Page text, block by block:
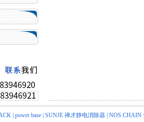
power base SUNJE 禅才静电消除器 NOS CHAIN